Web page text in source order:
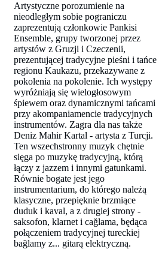
Artystyczne porozumienie na
nieodległym sobie pograniczu
zaprezentują członkowie Pankisi
Ensemble, grupy tworzonej przez
artystów z Gruzji i Czeczenii,
prezentującej tradycyjne pieśni i tańce
regionu Kaukazu, przekazywane z
pokolenia na pokolenie. Ich występy
wyróżniają się wielogłosowym
śpiewem oraz dynamicznymi tańcami
przy akompaniamencie tradycyjnych
instrumentów. Zagra dla nas także
Deniz Mahir Kartal - artysta z Turcji.
Ten wszechstronny muzyk chętnie
sięga po muzykę tradycyjną, którą
łączy z jazzem i innymi gatunkami.
Równie bogate jest jego
instrumentarium, do którego należą
klasyczne, przepięknie brzmiące
duduk i kaval, a z drugiej strony -
saksofon, klarnet i cağlama, będąca
połączeniem tradycyjnej tureckiej
bağlamy z... gitarą elektryczną.